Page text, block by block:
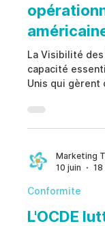
La Visibilité
capacité
Unis qui gèrent
d’exécution et
contrôles
les indicateurs
Visibilité des
Marketing
10 juin
Conformite
L'OCDE